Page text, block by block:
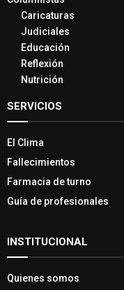
Caricaturas
Judiciales
Educación
Reflexión
Nutrición
SERVICIOS
El Clima
Fallecimientos
Farmacia de turno
Guía de profesionales
INSTITUCIONAL
Quienes somos